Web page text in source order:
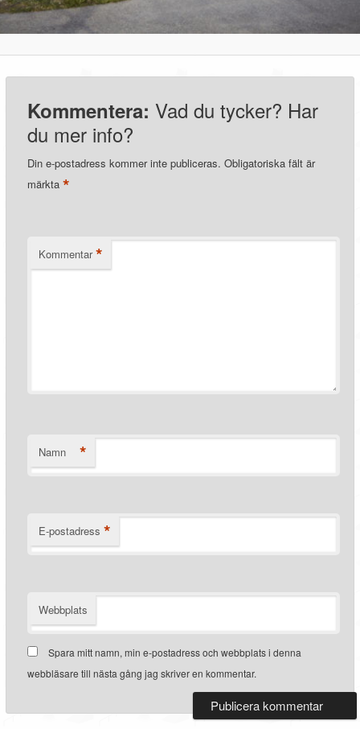
Kommentera: Vad du tycker? Har
du mer info?
Din e-postadress kommer inte publiceras. Obligatoriska fält är
märkta*
Kommentar *
Namn *
E-postadress *
Webbplats
Spara mitt namn, min e-postadress och webbplats i denna
webbläsare till nästa gång jag skriver en kommentar.